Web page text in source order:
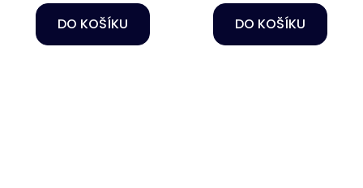
DO KOŠÍKU DO KOŠÍKU